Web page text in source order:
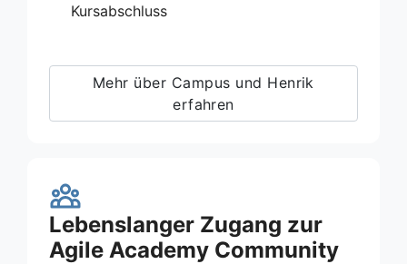
Kursabschluss
Mehr über Campus und Henrik
erfahren
Lebenslanger Zugang zur
Agile Academy Community